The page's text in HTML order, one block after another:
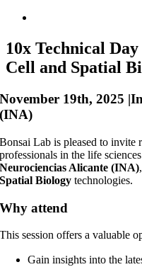
más
grande
10x Technical
Cell and Spatial
November 19th, 2025 |
(INA)
Bonsai Lab is pleased to invite
professionals in the life
Neurociencias Alicante (INA)
Spatial Biology technologies.
Why attend
This session offers a valuable
Gain insights into the